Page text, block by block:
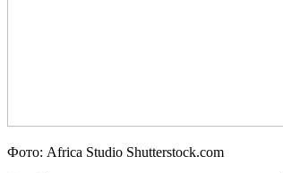
Фото: Africa Studio Shutterstock.com